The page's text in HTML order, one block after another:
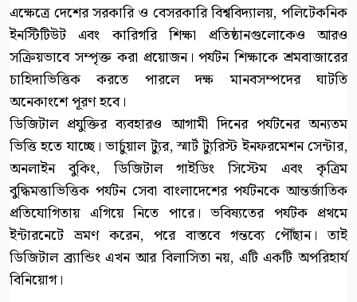
এক্ষেত্রে দেশের সরকারি ও বেসরকারি বিশ্ববিদ্যালয়, পলিটেকনিক
ইনস্টিটিউট এবং কারিগরি শিক্ষা প্রতিষ্ঠানগুলোকেও আরও
সক্রিয়ভাবে সম্পৃক্ত করা প্রয়োজন। পর্যটন শিক্ষাকে শ্রমবাজারের
চাহিদাভিত্তিক করতে পারলে দক্ষ মানবসম্পদের ঘাটতি
অনেকাংশে পূরণ হবে।
ডিজিটাল প্রযুক্তির ব্যবহারও আগামী দিনের পর্যটনের অন্যতম
ভিত্তি হতে যাচ্ছে। ভার্চুয়াল ট্যুর, স্মার্ট ট্যুরিস্ট ইনফরমেশন সেন্টার,
অনলাইন বুকিং, ডিজিটাল গাইডিং সিস্টেম এবং কৃত্রিম
বুদ্ধিমত্তাভিত্তিক পর্যটন সেবা বাংলাদেশের পর্যটনকে আন্তর্জাতিক
প্রতিযোগিতায় এগিয়ে নিতে পারে। ভবিষ্যতের পর্যটক প্রথমে
ইন্টারনেটে ভ্রমণ করেন, পরে বাস্তবে গন্তব্যে পৌঁছান। তাই
ডিজিটাল ব্র্যান্ডিং এখন আর বিলাসিতা নয়, এটি একটি অপরিহার্য
বিনিয়োগ।